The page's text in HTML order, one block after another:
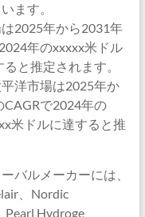
ます。
2025年から2031年
年のxxxxx米ドル
と推定されます。
洋市場は2025年か
で2024年の
米ドルに達すると推
バルメーカーには、
、Nordic
Hydroge、